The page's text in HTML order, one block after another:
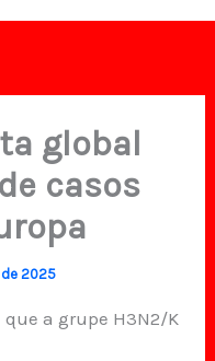
global
casos
de 2025
a grupe H3N2/K